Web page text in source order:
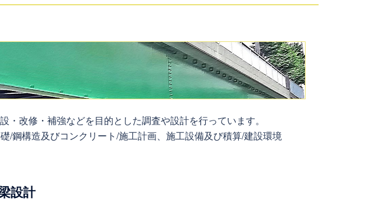
改修・補強などを目的とした調査や設計を行っています。
鋼構造及びコンクリート/施工計画、施工設備及び積算/建設環境
設計